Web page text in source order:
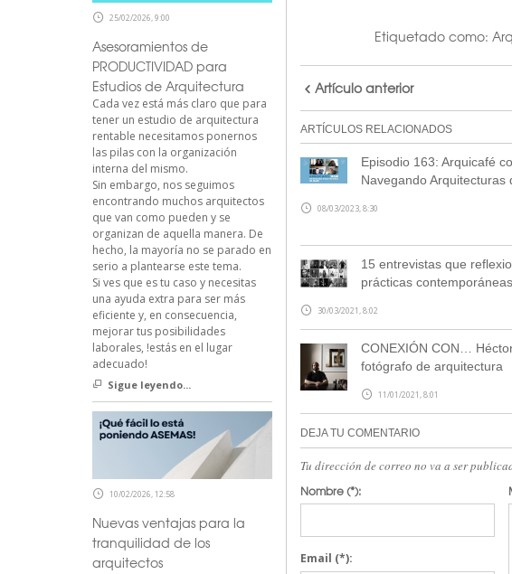
Etiquetado como:
Artículo anterior
ARTÍCULOS RELACIONADOS
Episodio 163: Arquicafé
Navegando Arquitecturas
08/03/2023, 8:30
15 entrevistas que
prácticas contemporáneas
30/03/2021, 8:02
CONEXIÓN CON…
fotógrafo de arquitectura
11/01/2021, 8:01
DEJA TU COMENTARIO
Tu dirección de correo no va a ser
Nombre(*):
Email (*):
25/02/2026, 9:00
Asesoramientos de
PRODUCTIVIDAD para
Estudios de Arquitectura
Cada vez está más claro que para
tener un estudio de arquitectura
rentable necesitamos ponernos
las pilas con la organización
interna del mismo.
Sin embargo, nos seguimos
encontrando muchos arquitectos
que van como pueden y se
organizan de aquella manera. De
hecho, la mayoría no se parado en
serio a plantearse este tema.
Si ves que es tu caso y necesitas
una ayuda extra para ser más
eficiente y, en consecuencia,
mejorar tus posibilidades
laborales, !estás en el lugar
adecuado!
Sigue leyendo...
10/02/2026, 12:58
Nuevas ventajas para la
tranquilidad de los
arquitectos